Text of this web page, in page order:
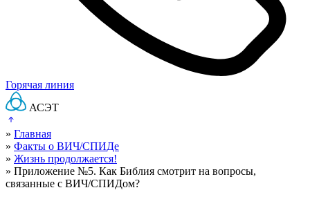
Горячая линия
АСЭТ
» Главная
» Факты о ВИЧ/СПИДе
» Жизнь продолжается!
» Приложение №5. Как Библия смотрит на вопросы,
связанные с ВИЧ/СПИДом?